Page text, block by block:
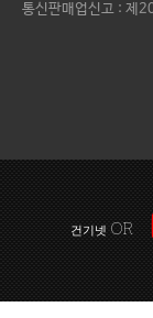
통신판매업신고 :
건기넷 OR